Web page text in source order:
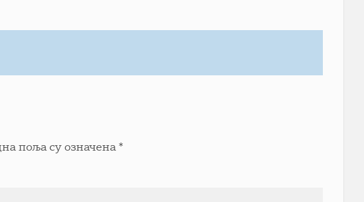
поља су означена*